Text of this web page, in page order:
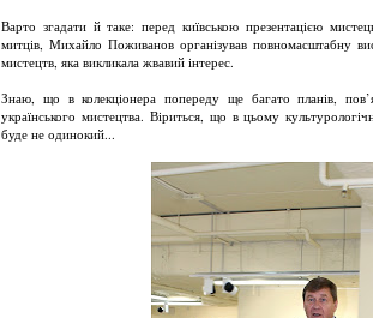
Варто згадати й таке: перед київською презентацією
митців, Михайло Поживанов організував повномасштабну
мистецтв, яка викликала жвавий інтерес.
Знаю, що в колекціонера попереду ще багато планів,
українського мистецтва. Віриться, що в цьому
буде не одинокий...